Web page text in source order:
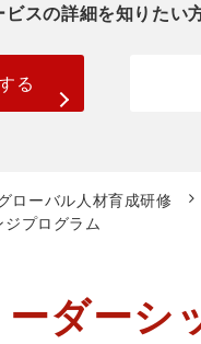
ビスの詳細を知りたい
る
ローバル人材育成研修
プログラム
ダーシ